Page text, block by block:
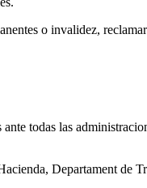
o invalidez,
todas las
Departament